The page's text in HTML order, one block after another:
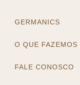
GERMANICS
O QUE FAZEMOS
FALE CONOSCO